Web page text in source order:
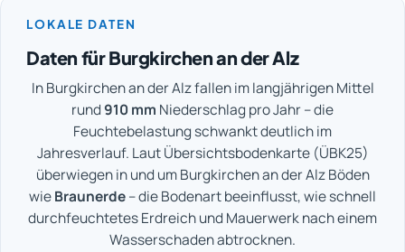
LOKALE DATEN
Daten für Burgkirchen an der Alz
In Burgkirchen an der Alz fallen im langjährigen Mittel
rund910 mm Niederschlag pro Jahr – die
Feuchtebelastung schwankt deutlich im
Jahresverlauf. Laut Übersichtsbodenkarte (ÜBK25)
überwiegen in und um Burgkirchen an der Alz Böden
wieBraunerde– die Bodenart beeinflusst, wie schnell
durchfeuchtetes Erdreich und Mauerwerk nach einem
Wasserschaden abtrocknen.